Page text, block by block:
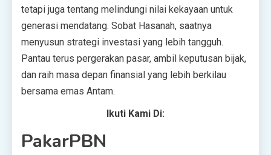
tetapi juga tentang melindungi nilai kekayaan untuk
generasi mendatang. Sobat Hasanah, saatnya
menyusun strategi investasi yang lebih tangguh.
Pantau terus pergerakan pasar, ambil keputusan bijak,
dan raih masa depan finansial yang lebih berkilau
bersama emas Antam.
Ikuti Kami Di:
PakarPBN